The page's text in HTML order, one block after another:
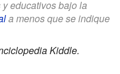
educativos bajo la
a menos que se indique
Kiddle.